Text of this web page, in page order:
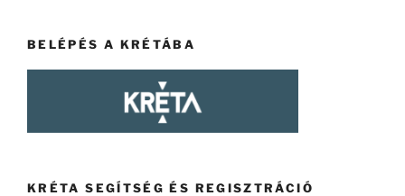
BELÉPÉS A KRÉTÁBA
KRÉTA SEGÍTSÉG ÉS REGISZTRÁCIÓ